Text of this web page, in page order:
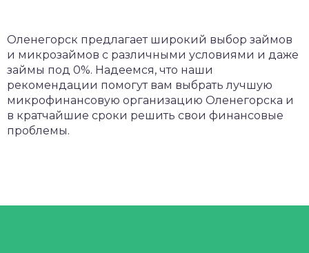
Оленегорск предлагает широкий выбор займов
и микрозаймов с различными условиями и даже
займы под 0%. Надеемся, что наши
рекомендации помогут вам выбрать лучшую
микрофинансовую организацию Оленегорска и
в кратчайшие сроки решить свои финансовые
проблемы.